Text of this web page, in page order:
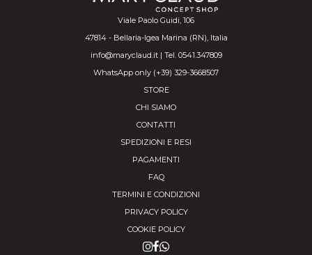
Viale Paolo Guidi, 106
47814 - Bellaria-Igea Marina (RN), Italia
info@maryclaud.it | Tel. 0541.347809
WhatsApp only (+39) 329-3668507
STORE
CHI SIAMO
CONTATTI
SPEDIZIONI E RESI
PAGAMENTI
FAQ
TERMINI E CONDIZIONI
PRIVACY POLICY
COOKIE POLICY